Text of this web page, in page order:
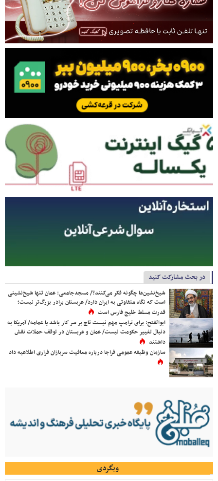
در بحث مشارکت کنید
شیخ‌نشین‌ها چگونه فکر می‌کنند؟/ مسجدجامعی: عمان تنها شیخ‌نشینی
است که نگاه متفاوتی به ایران دارد/ عربستان برادر بزرگ‌تر نیست؛
قدرت مسلط خلیج فارس است
ابوالفتح: برای ترامپ مهم نیست تاج بر سر کار باشد یا عمامه/ آمریکا به
دنبال تغییر حکومت نیست/ عمان و عربستان در توقف حملات نقش
داشتند
سازمان وظیفه عمومی فراجا درباره معافیت سربازان فراری اطلاعیه داد
وبگردی